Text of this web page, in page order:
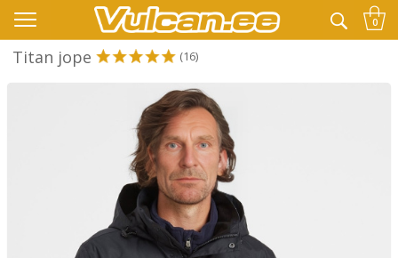
👉 -10% LISAKS KOODIGA: SUVI 0
Titan jope (16)